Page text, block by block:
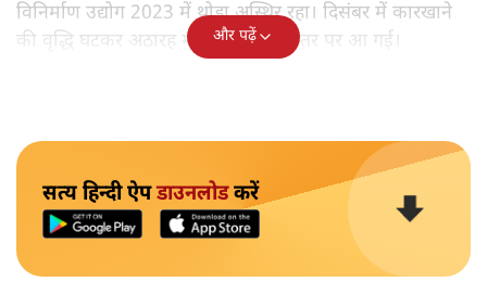
विनिर्माण उद्योग 2023 में थोड़ा अस्थिर रहा। दिसंबर में कारखाने
की वृद्धि घटकर अठारह महीने के निचले स्तर पर आ गई।
और पढ़ें
सत्य हिन्दी ऐपडाउनलोडकरें